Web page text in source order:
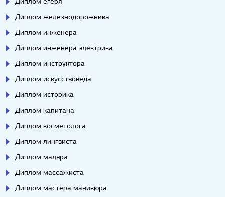
Диплом железнодорожника
Диплом инженера
Диплом инженера электрика
Диплом инструктора
Диплом искусствоведа
Диплом историка
Диплом капитана
Диплом косметолога
Диплом лингвиста
Диплом маляра
Диплом массажиста
Диплом мастера маникюра